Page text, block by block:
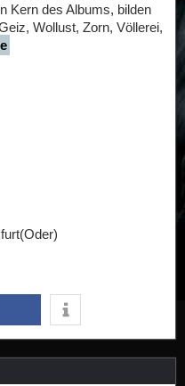
Kern des Albums, bilden
Wollust, Zorn, Völlerei,